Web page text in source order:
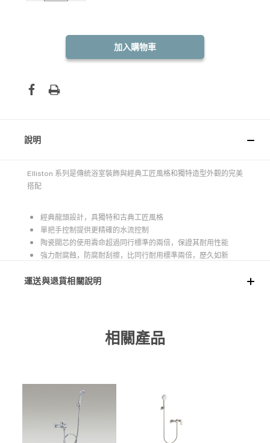
說明
Elliston 系列是傳統浴室裝飾與經典工匠風格和獨特造型外觀的完美
搭配
經典龍頭設計，具獨特和古典工匠風格
單把手控制提供更精確的水流控制
陶瓷閥芯的使用壽命超過同行標準的兩倍，保證其耐用性能
強力耐腐蝕，防腐耐刮擦，比同行耐用標準兩倍，歷久如新
運送與退貨相關說明
相關產品